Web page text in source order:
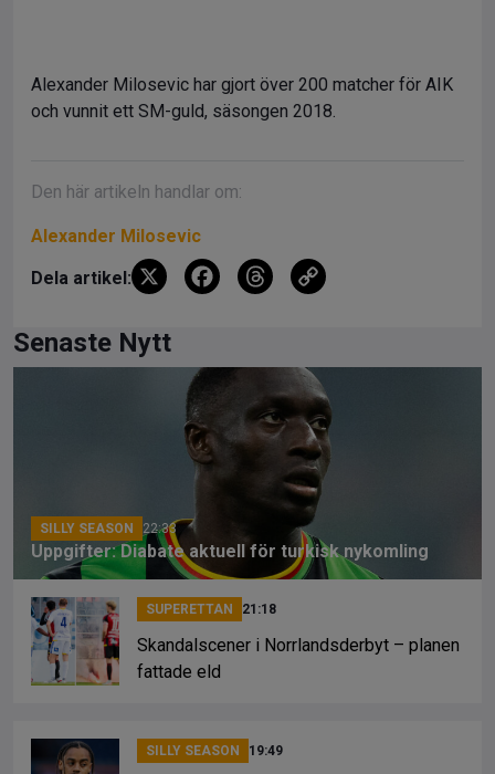
Alexander Milosevic har gjort över 200 matcher för AIK
och vunnit ett SM-guld, säsongen 2018.
Den här artikeln handlar om:
Alexander Milosevic
Dela artikel:
X
F
b
o
o
k
T
a
d
s
n
k
Senaste Nytt
SILLY SEASON 22:33
Uppgifter: Diabate aktuell för turkisk nykomling
SUPERETTAN 21:18
Skandalscener i Norrlandsderbyt – planen
fattade eld
SILLY SEASON 19:49